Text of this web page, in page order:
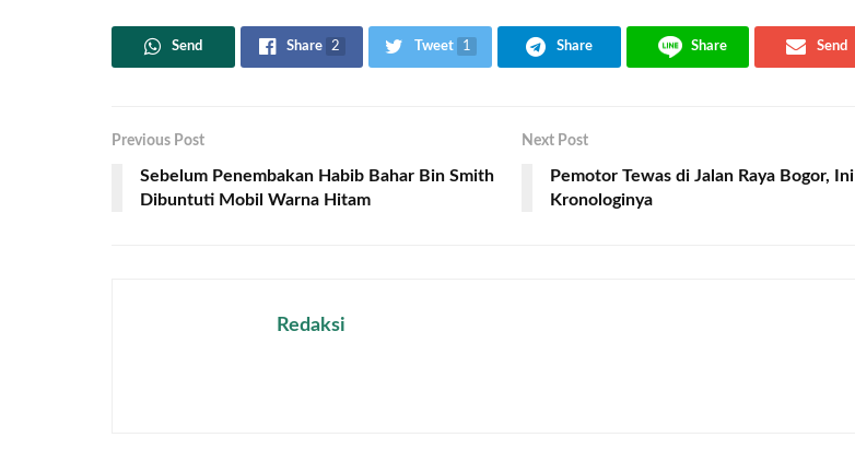
Send Share 2 Tweet 1 Share Share Send
Previous Post
Sebelum Penembakan Habib Bahar Bin Smith
Dibuntuti Mobil Warna Hitam
Next Post
Pemotor Tewas di Jalan Raya Bogor, Ini
Kronologinya
Redaksi